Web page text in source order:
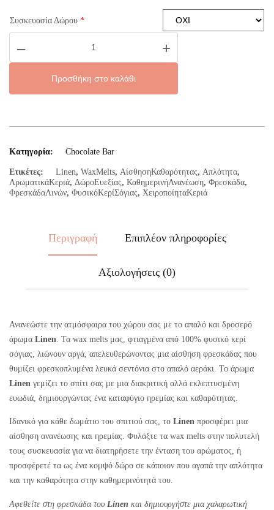
Συσκευασία Δώρου *
–
Linen
ποσότητα
+
Προσθήκη στο καλάθι
Κατηγορία: Chocolate Bar
Ετικέτες: Linen, WaxMelts, ΑίσθησηΚαθαρότητας, Απλότητα,
ΑρωματικάΚεριά, ΔώροΕυεξίας, ΚαθημερινήΑνανέωση, Φρεσκάδα,
ΦρεσκάδαΛινών, ΦυσικόΚερίΣόγιας, ΧειροποίηταΚεριά
Περιγραφή Επιπλέον πληροφορίες
Αξιολογήσεις (0)
Ανανεώστε την ατμόσφαιρα του χώρου σας με το απαλό και δροσερό
άρωμα Linen . Τα wax melts μας, φτιαγμένα από 100% φυσικό κερί
σόγιας, λιώνουν αργά, απελευθερώνοντας μια αίσθηση φρεσκάδας που
θυμίζει φρεσκοπλυμένα λευκά σεντόνια στο απαλό αεράκι. Το άρωμα
Linen γεμίζει το σπίτι σας με μια διακριτική αλλά εκλεπτυσμένη
ευωδιά, δημιουργώντας ένα καταφύγιο ηρεμίας και καθαρότητας.
Ιδανικό για κάθε δωμάτιο του σπιτιού σας, το Linen προσφέρει μια
αίσθηση ανανέωσης και ηρεμίας. Φυλάξτε τα wax melts στην πολυτελή
τους συσκευασία για να διατηρήσετε την ένταση του αρώματος, ή
προσφέρετέ τα ως ένα κομψό δώρο σε κάποιον που αγαπά την απλότητα
και την καθαρότητα στην καθημερινότητά του.
Αφεθείτε στη φρεσκάδα του Linen και δημιουργήστε μια χαλαρωτική